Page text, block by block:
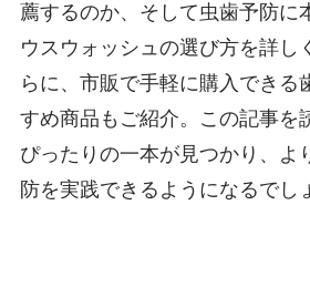
薦するのか、そして虫歯予防に
ウスウォッシュの選び方を詳し
らに、市販で手軽に購入できる
すめ商品もご紹介。この記事を
ぴったりの一本が見つかり、よ
防を実践できるようになるでし